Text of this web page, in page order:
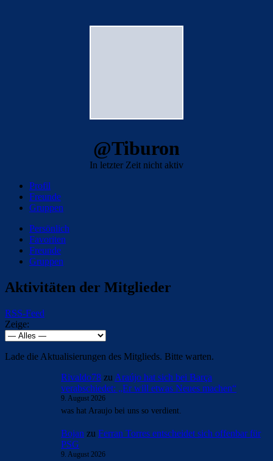
@Tiburon
In letzter Zeit nicht aktiv
Profil
Freunde
Gruppen
Persönlich
Favoriten
Freunde
Gruppen
Aktivitäten der Mitglieder
RSS-Feed
Zeige:
Lade die Aktualisierungen des Mitglieds. Bitte warten.
Rivaldo78 zu Araújo hat sich bei Barça
verabschiedet: „Er will etwas Neues machen“
9. August 2026
was hat Araujo bei uns so verdient.
Bojan zu Ferran Torres entscheidet sich offenbar für
PSG
9. August 2026